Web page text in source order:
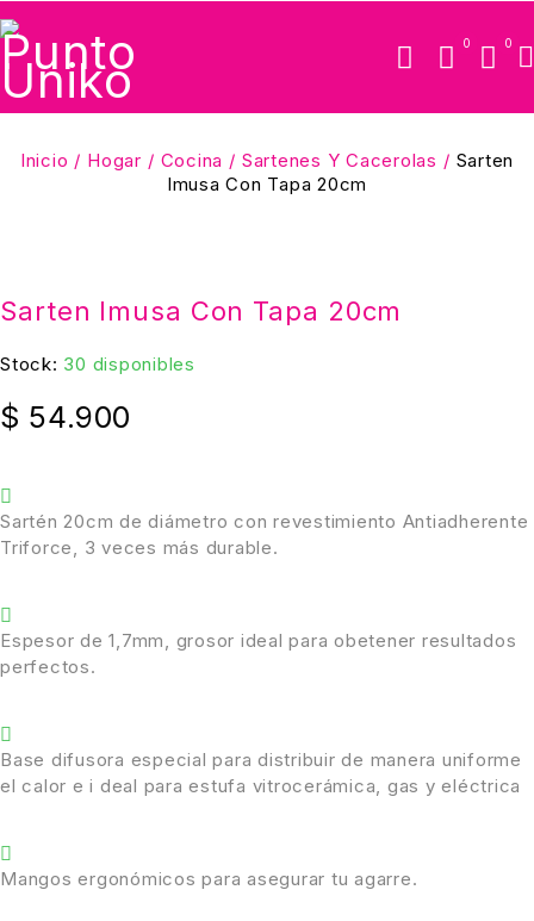
0 0
Inicio / Hogar / Cocina / Sartenes Y Cacerolas / Sarten
Imusa Con Tapa 20cm
Sarten Imusa Con Tapa 20cm
Stock: 30 disponibles
Sartén 20cm de diámetro con revestimiento Antiadherente
Triforce, 3 veces más durable.
Espesor de 1,7mm, grosor ideal para obetener resultados
perfectos.
Base difusora especial para distribuir de manera uniforme
el calor e i deal para estufa vitrocerámica, gas y eléctrica
Mangos ergonómicos para asegurar tu agarre.
$ 54.900